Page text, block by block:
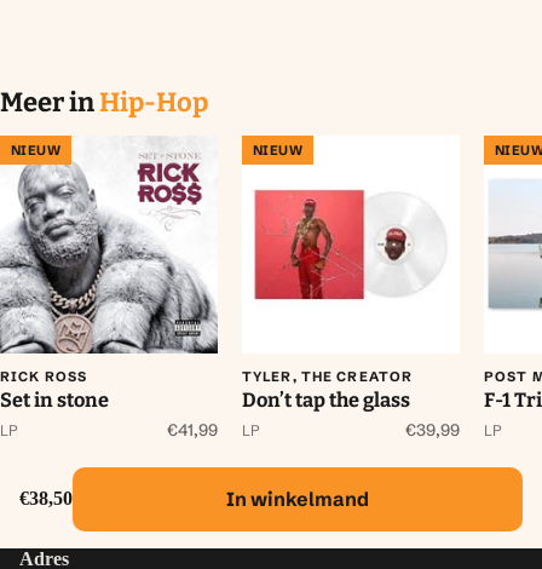
Meer inHip-Hop
NIEUW
RICK ROSS
Set in stone
LP €41,99
NIEUW
TYLER, THE CREATOR
Don’t tap the glass
LP €39,99
POST
F-1
LP
€38,50 In winkelmand
Adres